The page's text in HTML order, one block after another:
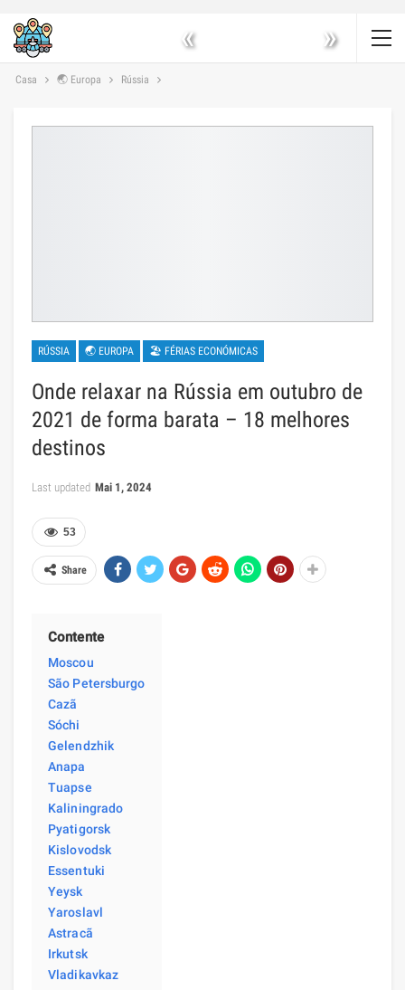
« »
Casa 🌏 Europa Rússia
RÚSSIA 🌏 EUROPA 🏖 FÉRIAS ECONÓMICAS
Onde relaxar na Rússia em outubro de
2021 de forma barata – 18 melhores
destinos
Last updated Mai 1, 2024
53
Share
Contente
Moscou
São Petersburgo
Cazã
Sóchi
Gelendzhik
Anapa
Tuapse
Kaliningrado
Pyatigorsk
Kislovodsk
Essentuki
Yeysk
Yaroslavl
Astracã
Irkutsk
Vladikavkaz